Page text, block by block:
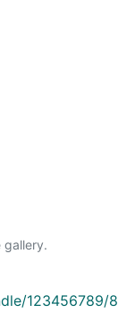
gallery.
123456789/8